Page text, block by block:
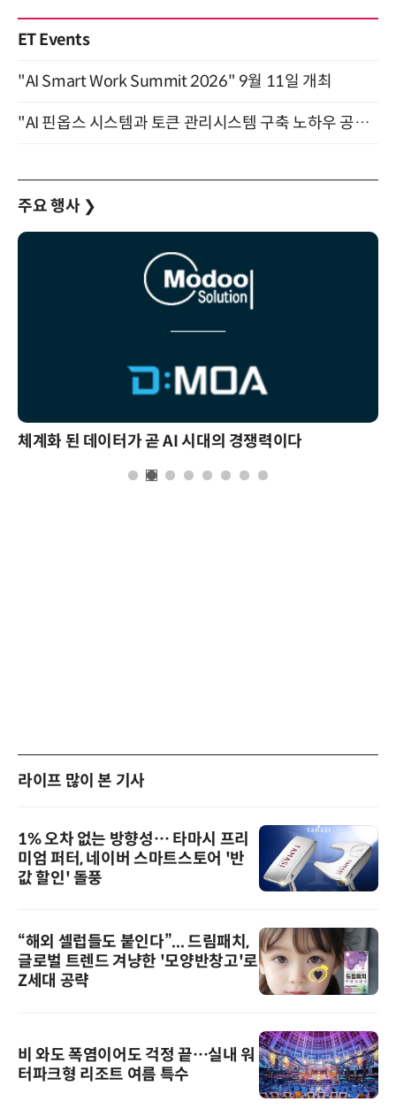
ET Events
"AI Smart Work Summit 2026" 9월 11일 개최
"AI 핀옵스 시스템과 토큰 관리시스템 구축 노하우 공개" 잠실 한국광고문화회관 2층 대회의실 (8/21)
주요 행사 ❯
체계화 된 데이터가 곧 AI 시대의 경쟁력이다
라이프 많이 본 기사
1% 오차 없는 방향성… 타마시 프리
미엄 퍼터, 네이버 스마트스토어 '반
값 할인' 돌풍
“해외 셀럽들도 붙인다”... 드림패치,
글로벌 트렌드 겨냥한 '모양반창고'로
Z세대 공략
비 와도 폭염이어도 걱정 끝…실내 워
터파크형 리조트 여름 특수